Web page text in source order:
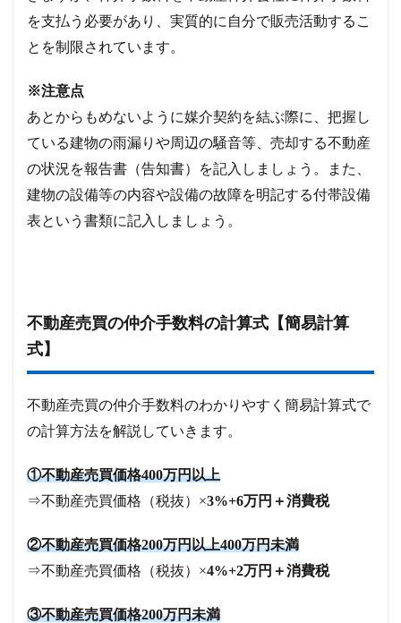
を支払う必要があり、実質的に自分で販売活動するこ
とを制限されています。
※注意点
あとからもめないように媒介契約を結ぶ際に、把握し
ている建物の雨漏りや周辺の騒音等、売却する不動産
の状況を報告書（告知書）を記入しましょう。また、
建物の設備等の内容や設備の故障を明記する付帯設備
表という書類に記入しましょう。
不動産売買の仲介手数料の計算式【簡易計算
式】
不動産売買の仲介手数料のわかりやすく簡易計算式で
の計算方法を解説していきます。
①不動産売買価格400万円以上
⇒不動産売買価格（税抜）×3%+6万円＋消費税
②不動産売買価格200万円以上400万円未満
⇒不動産売買価格（税抜）×4%+2万円＋消費税
③不動産売買価格200万円未満